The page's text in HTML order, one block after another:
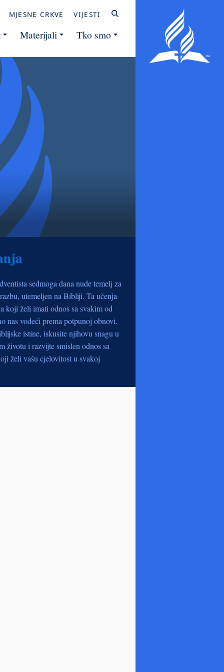
MJESNE CRKVE VIJESTI
Materijali Tko smo
sedmoga dana nude temelj za
utemeljen na Bibliji. Ta učenja
koji želi imati odnos sa svakim od
nas vodeći prema potpunoj obnovi.
istine, iskusite njihovu snagu u
životu i razvijte smislen odnos sa
želi vašu cjelovitost u svakoj